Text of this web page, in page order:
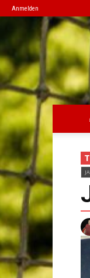
Anmelden